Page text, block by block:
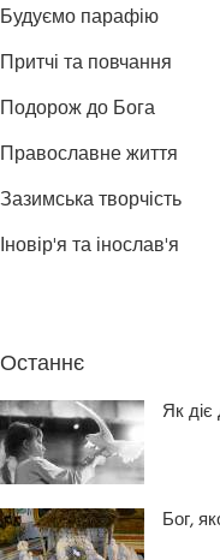
Будуємо парафію
Притчі та повчання
Подорож до Бога
Православне життя
Зазимська творчість
Іновір'я та інослав'я
Останнє
Як
Бог,